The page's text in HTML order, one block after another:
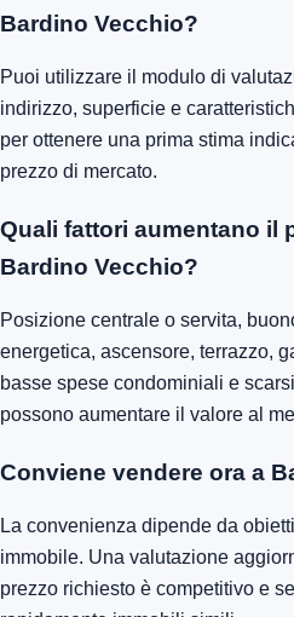
Bardino Vecchio?
Puoi utilizzare il modulo di
indirizzo, superficie e
per ottenere una prima stima
prezzo di mercato.
Quali fattori aumentano il
Bardino Vecchio?
Posizione centrale o servita,
energetica, ascensore, terrazzo,
basse spese condominiali e
possono aumentare il valore al
Conviene vendere ora a
La convenienza dipende da
immobile. Una valutazione
prezzo richiesto è competitivo e